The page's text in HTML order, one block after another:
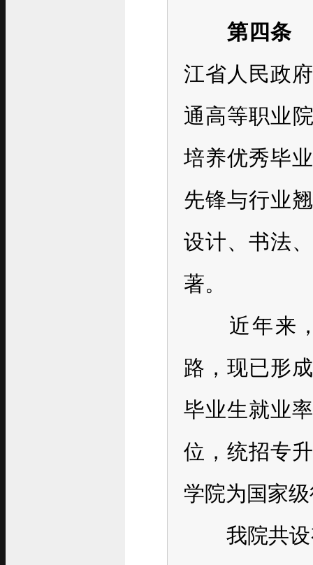
第四条
江省人民政
通高等职业
培养优秀毕
先锋与行业
设计、书法
著。
近年来，
路，现已形
毕业生就业
位，统招专
学院为国家
我院共设